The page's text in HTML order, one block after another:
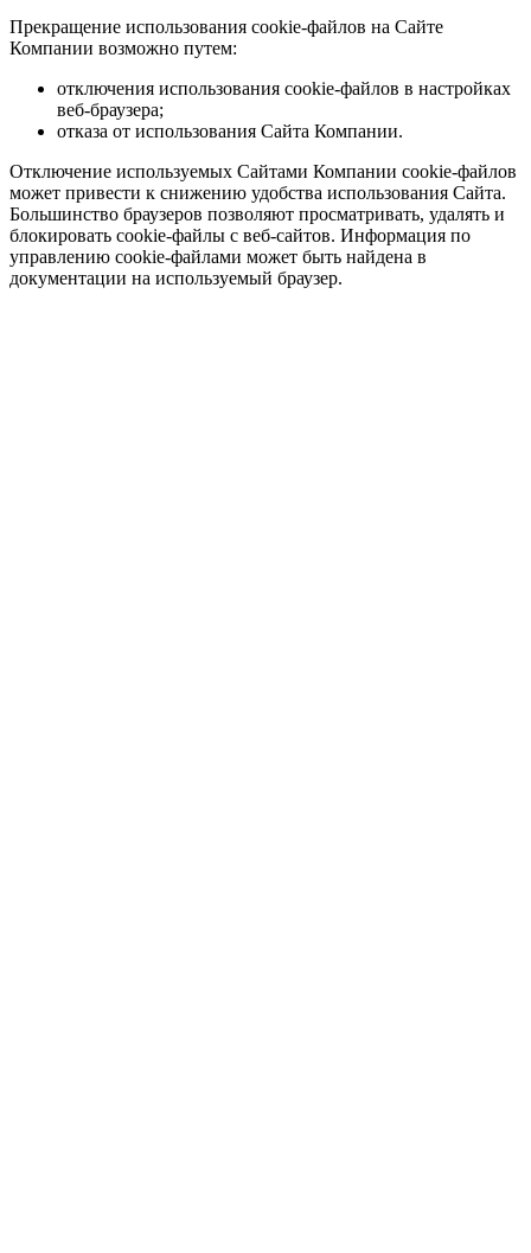
Прекращение использования cookie-файлов на Сайте
Компании возможно путем:
отключения использования cookie-файлов в настройках
веб-браузера;
отказа от использования Сайта Компании.
Отключение используемых Сайтами Компании cookie-файлов
может привести к снижению удобства использования Сайта.
Большинство браузеров позволяют просматривать, удалять и
блокировать cookie-файлы c веб-сайтов. Информация по
управлению cookie-файлами может быть найдена в
документации на используемый браузер.